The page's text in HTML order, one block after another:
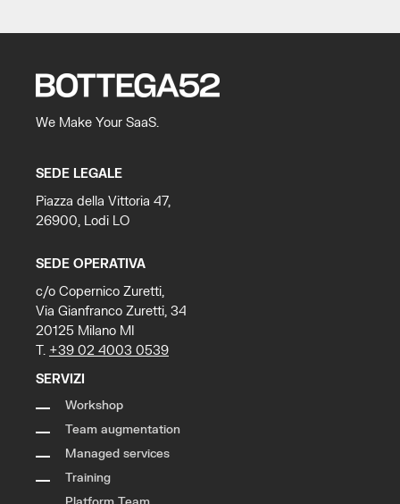
We Make Your SaaS.
SEDE LEGALE
Piazza della Vittoria 47,
26900, Lodi LO
SEDE OPERATIVA
c/o Copernico Zuretti,
Via Gianfranco Zuretti, 34
20125 Milano MI
T. +39 02 4003 0539
SERVIZI
Workshop
Team augmentation
Managed services
Training